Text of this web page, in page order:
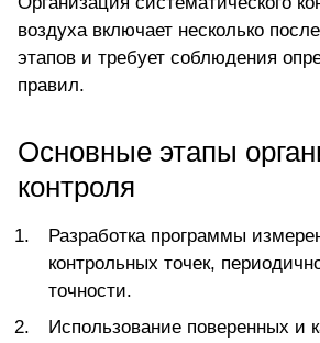
воздуха включает несколько
этапов и требует соблюдения
правил.
Основные этапы
контроля
Разработка программы
контрольных точек,
точности.
Использование поверенных и